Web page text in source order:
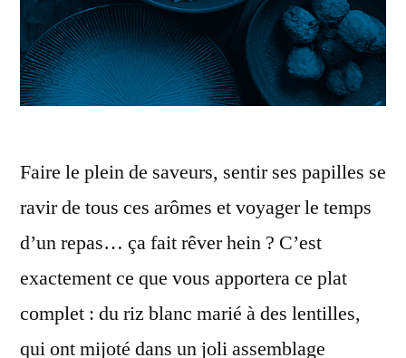
Faire le plein de saveurs, sentir ses papilles se
ravir de tous ces arômes et voyager le temps
d’un repas… ça fait rêver hein ? C’est
exactement ce que vous apportera ce plat
complet : du riz blanc marié à des lentilles,
qui ont mijoté dans un joli assemblage